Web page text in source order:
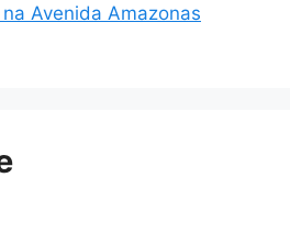
Avenida Amazonas